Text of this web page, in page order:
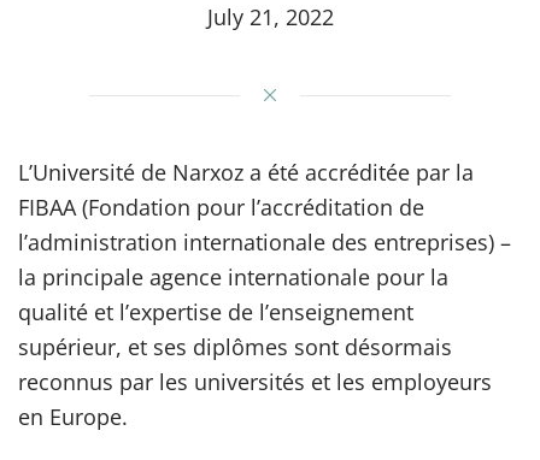
July 21, 2022
L’Université de Narxoz a été accréditée par la
FIBAA (Fondation pour l’accréditation de
l’administration internationale des entreprises) –
la principale agence internationale pour la
qualité et l’expertise de l’enseignement
supérieur, et ses diplômes sont désormais
reconnus par les universités et les employeurs
en Europe.